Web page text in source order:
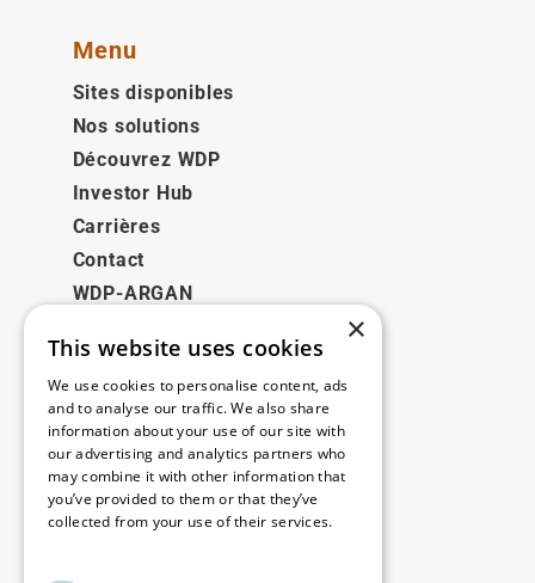
Menu
Sites disponibles
Nos solutions
Découvrez WDP
Investor Hub
Carrières
Contact
WDP-ARGAN
Juridique
Disclaimer
Politique de confidentialité
Cookie Policy
×
This website uses cookies
We use cookies to personalise content, ads
and to analyse our traffic. We also share
information about your use of our site with
our advertising and analytics partners who
may combine it with other information that
you’ve provided to them or that they’ve
collected from your use of their services.